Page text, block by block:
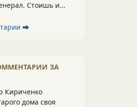
Стоишь и...
⮕
ЗА
Кириченко
дома своя